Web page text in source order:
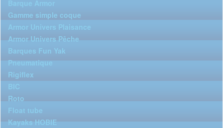
Barque Armor
Gamme simple coque
Armor Univers Plaisance
Armor Univers Pêche
Barques Fun Yak
Pneumatique
Rigiflex
BIC
Roto
Float tube
Kayaks HOBIE